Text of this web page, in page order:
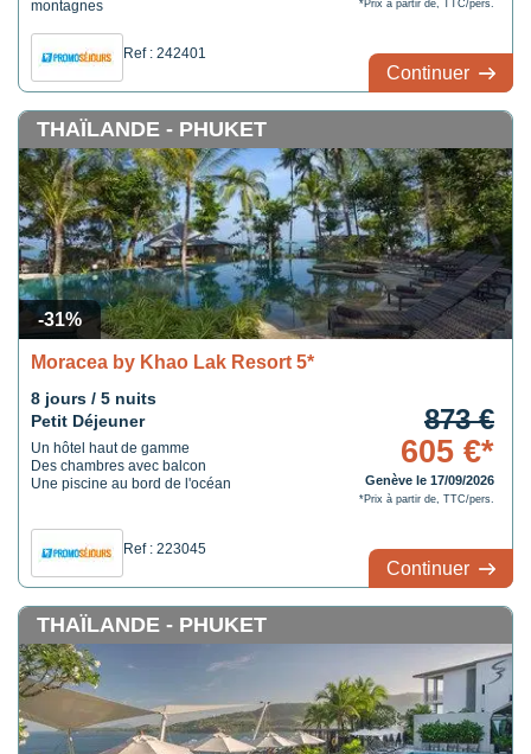
montagnes
Ref : 242401
*Prix à partir de, TTC/pers.
Continuer
-31%
THAÏLANDE - PHUKET
Moracea by Khao Lak Resort 5*
8 jours / 5 nuits
Petit Déjeuner
Un hôtel haut de gamme
Des chambres avec balcon
Une piscine au bord de l'océan
Ref : 223045
873 €
605 €*
Genève le 17/09/2026
*Prix à partir de, TTC/pers.
Continuer
THAÏLANDE - PHUKET